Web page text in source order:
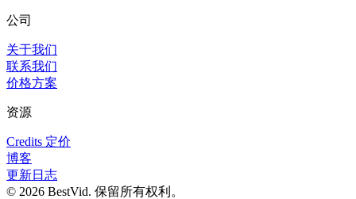
公司
关于我们
联系我们
价格方案
资源
Credits 定价
博客
更新日志
© 2026 BestVid. 保留所有权利。